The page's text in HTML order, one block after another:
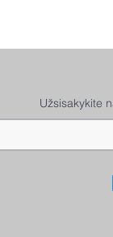
Užsisakykite